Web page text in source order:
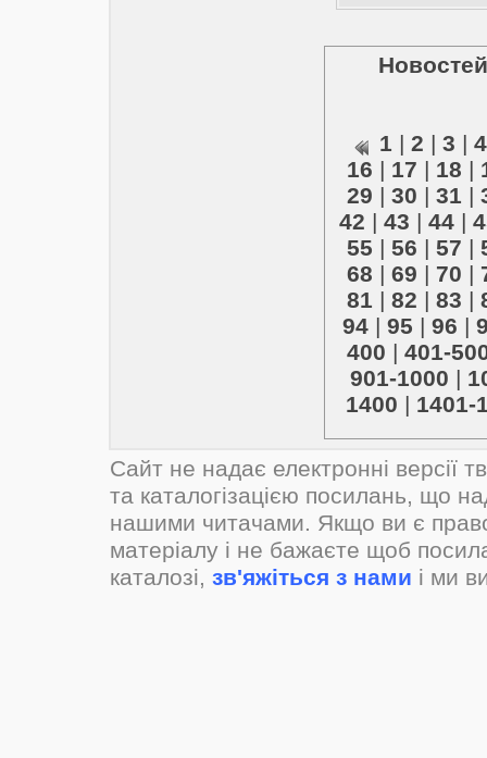
1 | 2 | 3 | 4
16 | 17 | 18 |
29 | 30 | 31 |
42 | 43 | 44|
55 | 56 | 57 |
68 | 69 | 70 |
81 | 82 | 83 |
94 | 95 | 96 |
400 | 401-
901-1000 |
1400 | 1401-
Сайт не надає електронні версії
та каталогізацією посилань, що
нашими читачами. Якщо ви є
матеріалу і не бажаєте щоб
каталозі, зв'яжіться з нами і ми